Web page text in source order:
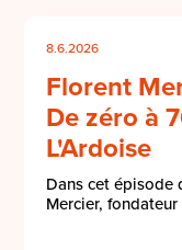
8.6.2026
Florent
De zéro à
L'Ardoise
Dans cet épisode
Mercier,